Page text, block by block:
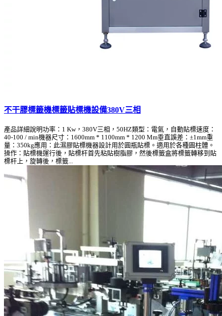
不干膠標籤機標籤貼標機設備380V三相
產品詳細說明功率：1 Kw，380V三相，50HZ類型：電氣，自動貼標速度：
40-100 / min機器尺寸：1600mm * 1100mm * 1200 Mm垂直誤差：±1mm重
量：350kg應用：此濕膠貼標機器設計用於圓瓶貼標。適用於各種圓柱體。
操作：貼標機運行後，貼標杆首先粘貼樹脂膠，然後標籤盒將標籤轉移到貼
標杆上，旋轉後，標籤...